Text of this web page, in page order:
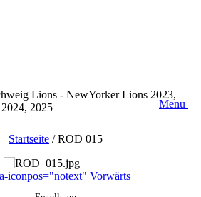
Lions - NewYorker Lions 2023,
2024, 2025
Menu
Startseite /ROD 015
iconpos="notext" Vorwärts